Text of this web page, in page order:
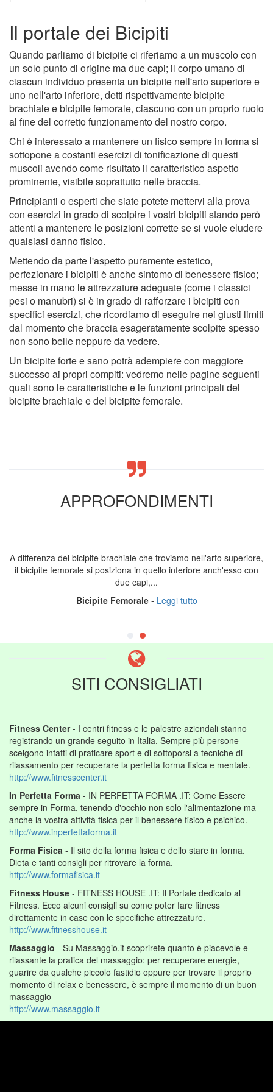
Il portale dei Bicipiti
Quando parliamo di bicipite ci riferiamo a un muscolo con
un solo punto di origine ma due capi; il corpo umano di
ciascun individuo presenta un bicipite nell'arto superiore e
uno nell'arto inferiore, detti rispettivamente bicipite
brachiale e bicipite femorale, ciascuno con un proprio ruolo
al fine del corretto funzionamento del nostro corpo.
Chi è interessato a mantenere un fisico sempre in forma si
sottopone a costanti esercizi di tonificazione di questi
muscoli avendo come risultato il caratteristico aspetto
prominente, visibile soprattutto nelle braccia.
Principianti o esperti che siate potete mettervi alla prova
con esercizi in grado di scolpire i vostri bicipiti stando però
attenti a mantenere le posizioni corrette se si vuole eludere
qualsiasi danno fisico.
Mettendo da parte l'aspetto puramente estetico,
perfezionare i bicipiti è anche sintomo di benessere fisico;
messe in mano le attrezzature adeguate (come i classici
pesi o manubri) si è in grado di rafforzare i bicipiti con
specifici esercizi, che ricordiamo di eseguire nei giusti limiti
dal momento che braccia esageratamente scolpite spesso
non sono belle neppure da vedere.
Un bicipite forte e sano potrà adempiere con maggiore
successo ai propri compiti: vedremo nelle pagine seguenti
quali sono le caratteristiche e le funzioni principali del
bicipite brachiale e del bicipite femorale.
APPROFONDIMENTI
A differenza del bicipite brachiale che troviamo nell'arto superiore,
il bicipite femorale si posiziona in quello inferiore anch'esso con
due capi,...
Bicipite Femorale- Leggi tutto
SITI CONSIGLIATI
Fitness Center- I centri fitness e le palestre aziendali stanno
registrando un grande seguito in Italia. Sempre più persone
scelgono infatti di praticare sport e di sottoporsi a tecniche di
rilassamento per recuperare la perfetta forma fisica e mentale.
http://www.fitnesscenter.it
In Perfetta Forma - IN PERFETTA FORMA .IT: Come Essere
sempre in Forma, tenendo d'occhio non solo l'alimentazione ma
anche la vostra attività fisica per il benessere fisico e psichico.
http://www.inperfettaforma.it
Forma Fisica - Il sito della forma fisica e dello stare in forma.
Dieta e tanti consigli per ritrovare la forma.
http://www.formafisica.it
Fitness House - FITNESS HOUSE .IT: Il Portale dedicato al
Fitness. Ecco alcuni consigli su come poter fare fitness
direttamente in case con le specifiche attrezzature.
http://www.fitnesshouse.it
Massaggio - Su Massaggio.it scoprirete quanto è piacevole e
rilassante la pratica del massaggio: per recuperare energie,
guarire da qualche piccolo fastidio oppure per trovare il proprio
momento di relax e benessere, è sempre il momento di un buon
massaggio
http://www.massaggio.it